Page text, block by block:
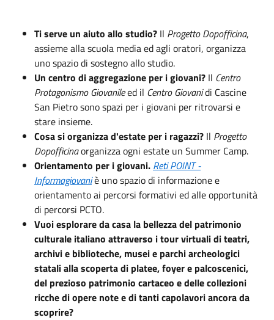
Ti serve un aiuto allo studio? Il Progetto Dopofficina,
assieme alla scuola media ed agli oratori, organizza
uno spazio di sostegno allo studio.
Un centro di aggregazione per i giovani? Il Centro
Protagonismo Giovanileed il Centro Giovanidi Cascine
San Pietro sono spazi per i giovani per ritrovarsi e
stare insieme.
Cosa si organizza d'estate per i ragazzi? Il Progetto
Dopofficinaorganizza ogni estate un Summer Camp.
Orientamento per i giovani. Reti POINT -
Informagiovaniè uno spazio di informazione e
orientamento ai percorsi formativi ed alle opportunità
di percorsi PCTO.
Vuoi esplorare da casa la bellezza del patrimonio
culturale italiano attraverso i tour virtuali di teatri,
archivi e biblioteche, musei e parchi archeologici
statali alla scoperta di platee, foyer e palcoscenici,
del prezioso patrimonio cartaceo e delle collezioni
ricche di opere note e di tanti capolavori ancora da
scoprire?